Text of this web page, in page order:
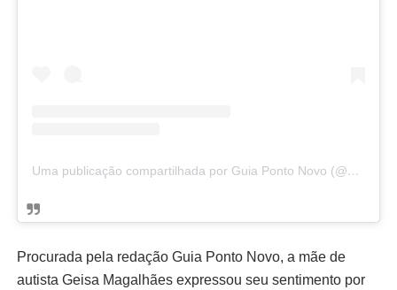
Uma publicação compartilhada por Guia Ponto Novo (@guiapontonovo)
Procurada pela redação Guia Ponto Novo, a mãe de
autista Geisa Magalhães expressou seu sentimento por